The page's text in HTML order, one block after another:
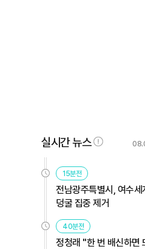
실시간 뉴스
15분전
전남광주특별시, 여수
덩굴 집중 제거
40분전
정청래 "한 번 배신하면